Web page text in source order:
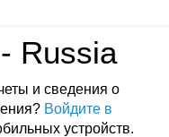
Russia
и сведения о
Войдите в
устройств.